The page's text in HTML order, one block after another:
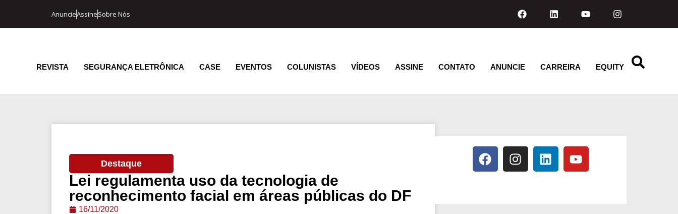
AnuncieAssineSobre Nós
REVISTA SEGURANÇA ELETRÔNICA CASE EVENTOS COLUNISTAS VÍDEOS ASSINE CONTATO ANUNCIE CARREIRA EQUITY
Destaque
Lei regulamenta uso da tecnologia de
reconhecimento facial em áreas públicas do DF
16/11/2020